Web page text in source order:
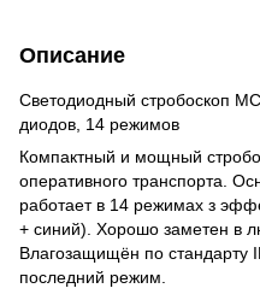
Описание
Светодиодный стробоскоп
диодов, 14 режимов
Компактный и мощный
оперативного транспорта.
работает в 14 режимах з
+ синий). Хорошо заметен в
Влагозащищён по стандарту
последний режим.